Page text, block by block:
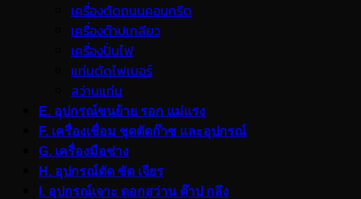
เครื่องตัดถนนคอนกรีต
เครื่องต๊าปเกลียว
เครื่องปั่นไฟ
แท่นตัดไฟเบอร์
สว่านแท่น
E. อุปกรณ์ขนย้าย รอก แม่แรง
F. เครื่องเชื่อม ชุดตัดก๊าซ และอุปกรณ์
G. เครื่องมือช่าง
H. อุปกรณ์ตัด ขัด เจียร
I. อุปกรณ์เจาะ ดอกสว่าน ต๊าป กลึง